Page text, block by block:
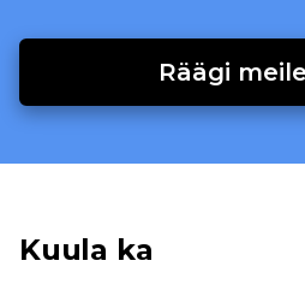
Räägi
Kuula ka